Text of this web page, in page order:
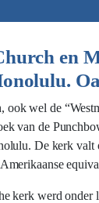
en
ook wel de
van de
De kerk valt
kerk werd onder